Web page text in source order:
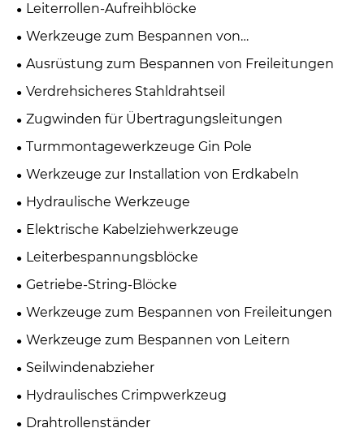
Leiterrollen-Aufreihblöcke
Werkzeuge zum Bespannen von
Übertragungsleitungen
Ausrüstung zum Bespannen von Freileitungen
Verdrehsicheres Stahldrahtseil
Zugwinden für Übertragungsleitungen
Turmmontagewerkzeuge Gin Pole
Werkzeuge zur Installation von Erdkabeln
Hydraulische Werkzeuge
Elektrische Kabelziehwerkzeuge
Leiterbespannungsblöcke
Getriebe-String-Blöcke
Werkzeuge zum Bespannen von Freileitungen
Werkzeuge zum Bespannen von Leitern
Seilwindenabzieher
Hydraulisches Crimpwerkzeug
Drahtrollenständer